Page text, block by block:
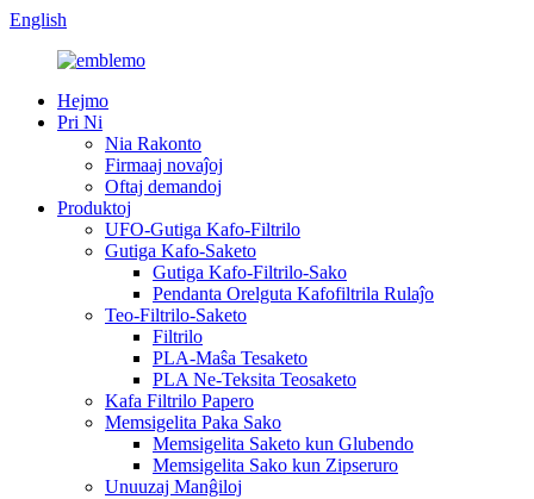
English
Hejmo
Pri Ni
Nia Rakonto
Firmaaj novaĵoj
Oftaj demandoj
Produktoj
UFO-Gutiga Kafo-Filtrilo
Gutiga Kafo-Saketo
Gutiga Kafo-Filtrilo-Sako
Pendanta Orelguta Kafofiltrila Rulaĵo
Teo-Filtrilo-Saketo
Filtrilo
PLA-Maŝa Tesaketo
PLA Ne-Teksita Teosaketo
Kafa Filtrilo Papero
Memsigelita Paka Sako
Memsigelita Saketo kun Glubendo
Memsigelita Sako kun Zipseruro
Unuuzaj Manĝiloj